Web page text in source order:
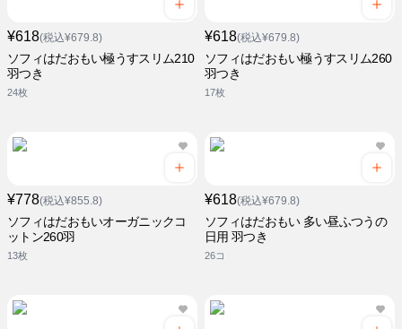
¥618(税込¥679.8)
ソフィはだおもい極うすスリム210
羽つき
24枚
¥618(税込¥679.8)
ソフィはだおもい極うすスリム260
羽つき
17枚
¥778(税込¥855.8)
ソフィはだおもいオーガニックコ
ットン260羽
13枚
¥618(税込¥679.8)
ソフィはだおもい 多い昼ふつうの
日用 羽つき
26コ